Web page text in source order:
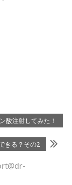
酸注射してみた！
きる？その2